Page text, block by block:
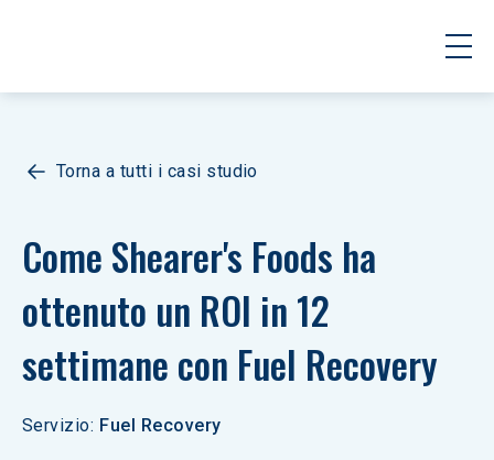
Torna a tutti i casi studio
Come Shearer's Foods ha
ottenuto un ROI in 12
settimane con Fuel Recovery
Servizio: Fuel Recovery